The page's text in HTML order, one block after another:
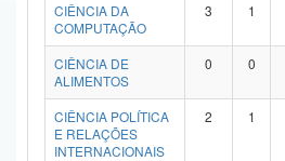
Banco Central do Brasil
CIÊNCIA DA
COMPUTAÇÃO
3 1
CIÊNCIA DE
ALIMENTOS
0 0
CIÊNCIA POLÍTICA
E RELAÇÕES
INTERNACIONAIS
2 1